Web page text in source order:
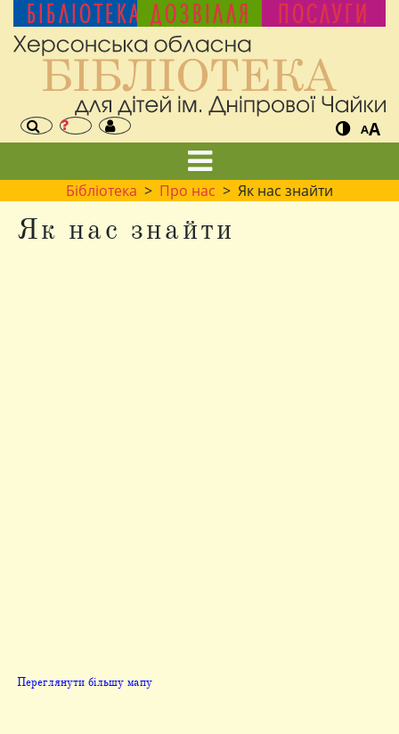
БІБЛІОТЕКА ДОЗВІЛЛЯ ПОСЛУГИ
AA
Бібліотека > Про нас > Як нас знайти
Як нас знайти
Переглянути більшу мапу